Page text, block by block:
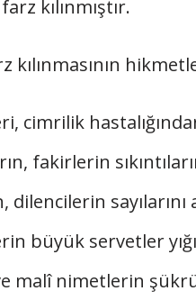
kılınmıştır.
kılınmasının
cimrilik
fakirlerin
dilencilerin sayılarını
büyük servetler
malî nimetlerin